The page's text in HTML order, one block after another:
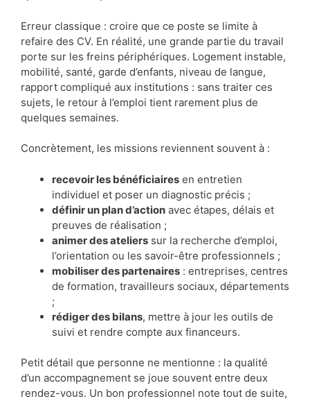
Erreur classique : croire que ce poste se limite à
refaire des CV. En réalité, une grande partie du travail
porte sur les freins périphériques. Logement instable,
mobilité, santé, garde d’enfants, niveau de langue,
rapport compliqué aux institutions : sans traiter ces
sujets, le retour à l’emploi tient rarement plus de
quelques semaines.
Concrètement, les missions reviennent souvent à :
recevoir les bénéficiaires en entretien
individuel et poser un diagnostic précis ;
définir un plan d’action avec étapes, délais et
preuves de réalisation ;
animer des ateliers sur la recherche d’emploi,
l’orientation ou les savoir-être professionnels ;
mobiliser des partenaires : entreprises, centres
de formation, travailleurs sociaux, départements
;
rédiger des bilans, mettre à jour les outils de
suivi et rendre compte aux financeurs.
Petit détail que personne ne mentionne : la qualité
d’un accompagnement se joue souvent entre deux
rendez-vous. Un bon professionnel note tout de suite,